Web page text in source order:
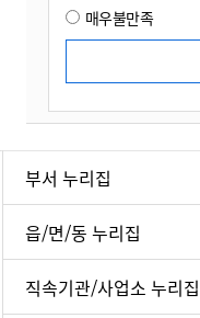
매우불만족
부서 누리집
읍/면/동 누리집
직속기관/사업소 누리집